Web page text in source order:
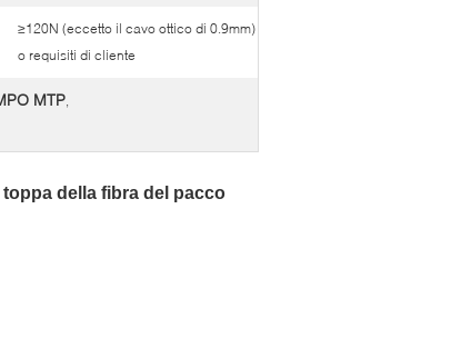
≥120N (eccetto il cavo ottico di 0.9mm)
o requisiti di cliente
MTP,
della fibra del pacco